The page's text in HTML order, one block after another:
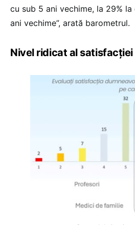
cu sub 5 ani vechime, la 29%
ani vechime”, arată barometrul.
Nivel ridicat al